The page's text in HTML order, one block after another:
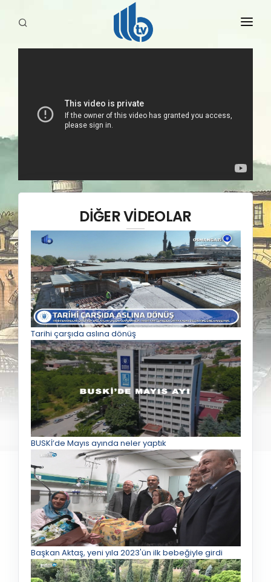
YAYINLARIMIZ
DİĞER VİDEOLAR
Tarihi çarşıda aslına dönüş
BUSKİ’de Mayıs ayında neler yaptık
Başkan Aktaş, yeni yıla 2023'ün ilk bebeğiyle girdi